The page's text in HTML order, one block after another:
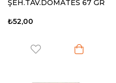
ŞEH.TAV.DOMATES 67 GR
₺52,00